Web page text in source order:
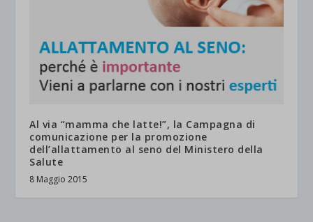
Al via “mamma che latte!”, la Campagna di
comunicazione per la promozione
dell’allattamento al seno del Ministero della
Salute
8 Maggio 2015